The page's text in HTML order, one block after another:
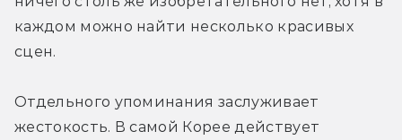
каждом можно найти несколько красивых
сцен.
Отдельного упоминания заслуживает
жестокость. В самой Корее действует